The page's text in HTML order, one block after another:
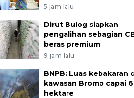
5 jam lalu
Dirut Bulog siapkan
pengalihan sebagian
beras premium
9 jam lalu
BNPB: Luas kebakaran
kawasan Bromo capai
hektare